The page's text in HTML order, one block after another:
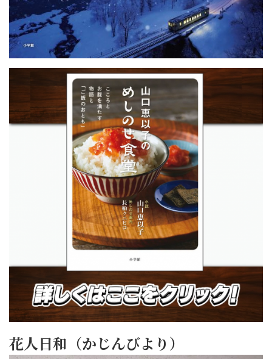
花人日和（かじんびより）